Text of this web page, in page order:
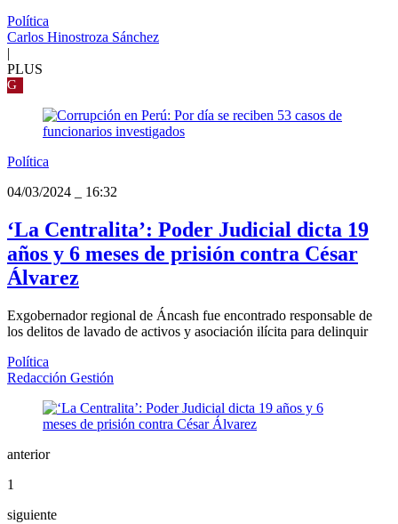
Política
Carlos Hinostroza Sánchez
|
PLUS
G
Política
04/03/2024
16:32
‘La Centralita’: Poder Judicial dicta 19
años y 6 meses de prisión contra César
Álvarez
Exgobernador regional de Áncash fue encontrado responsable de
los delitos de lavado de activos y asociación ilícita para delinquir
Política
Redacción Gestión
anterior
1
siguiente